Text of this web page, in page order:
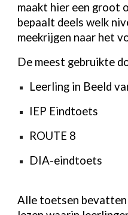
maakt hier een groot
bepaalt deels welk
meekrijgen naar het
De meest gebruikte
Leerling in Beeld
IEP Eindtoets
ROUTE 8
DIA-eindtoets
Alle toetsen bevatten